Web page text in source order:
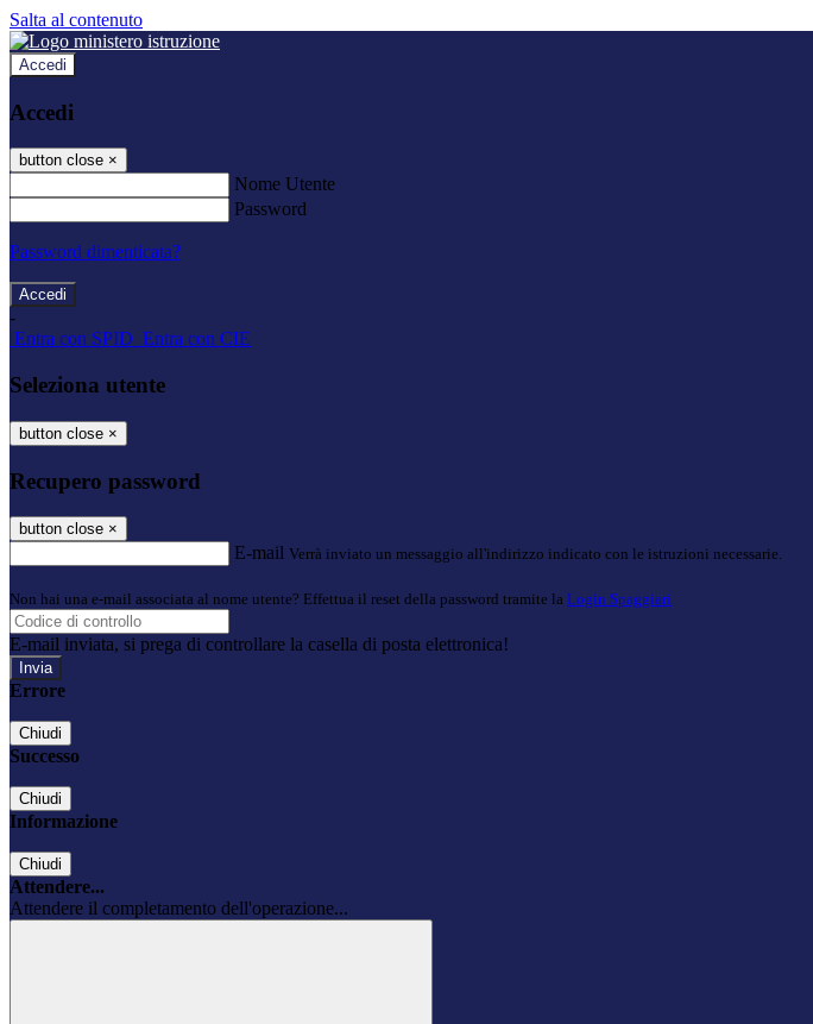
Salta al contenuto
Accedi
Accedi
button close ×
Nome Utente
Password
Password dimenticata?
-
Entra con SPID Entra con CIE
Seleziona utente
button close ×
Recupero password
button close ×
E-mail Verrà inviato un messaggio all'indirizzo indicato con le istruzioni necessarie.
Non hai una e-mail associata al nome utente? Effettua il reset della password tramite la Login Spaggiari
E-mail inviata, si prega di controllare la casella di posta elettronica!
Errore
Chiudi
Successo
Chiudi
Informazione
Chiudi
Attendere...
Attendere il completamento dell'operazione...